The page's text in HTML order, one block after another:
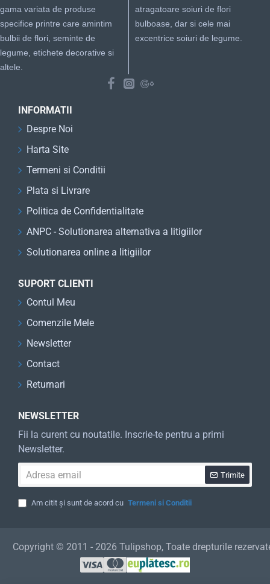
gama variata de produse
specifice printre care amintim
bulbii de flori, seminte de
legume, etichete decorative si
altele.
atragatoare soiuri de flori
bulboase, dar si cele mai
excentrice soiuri de legume.
INFORMATII
Despre Noi
Harta Site
Termeni si Conditii
Plata si Livrare
Politica de Confidentialitate
ANPC - Solutionarea alternativa a litigiilor
Solutionarea online a litigiilor
SUPORT CLIENTI
Contul Meu
Comenzile Mele
Newsletter
Contact
Returnari
NEWSLETTER
Fii la curent cu noutatile. Inscrie-te pentru a primi
Newsletter.
email
Trimite
Am citit și sunt de acord cu Termeni si Conditii
Copyright © 2011 - 2026 Tulipshop, Toate drepturile